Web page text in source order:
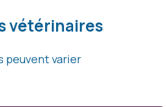
vétérinaires
peuvent varier